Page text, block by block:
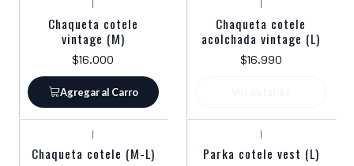
|
Chaqueta cotele
vintage (M)
$16.000
Agregar al Carro
|
Chaqueta cotele
acolchada vintage (L)
$16.990
|
Chaqueta cotele (M-L)
|
Parka cotele vest (L)